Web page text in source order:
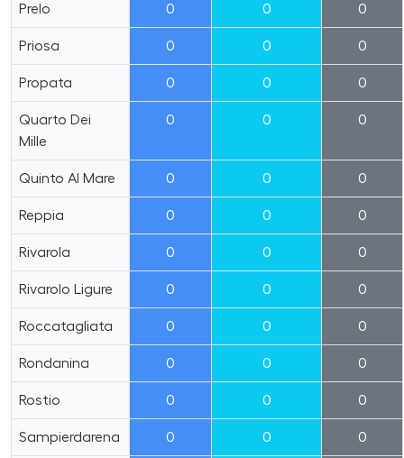
Prelo 0 0 0
Priosa 0 0 0
Propata 0 0 0
Quarto Dei
Mille
0 0 0
Quinto Al Mare 0 0 0
Reppia 0 0 0
Rivarola 0 0 0
Rivarolo Ligure 0 0 0
Roccatagliata 0 0 0
Rondanina 0 0 0
Rostio 0 0 0
Sampierdarena 0 0 0